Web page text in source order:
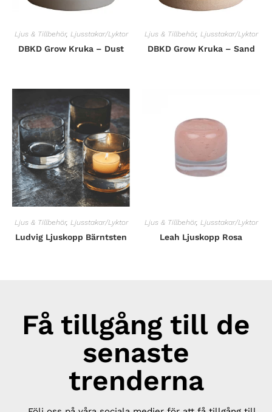
Ljus & Tillbehör, Ljusstakar/Lyktor
DBKD Grow Kruka – Dust
Ljus & Tillbehör, Ljusstakar/Lyktor
DBKD Grow Kruka – Sand
Ljus & Tillbehör, Ljusstakar/Lyktor
Ludvig Ljuskopp Bärntsten
Ljus & Tillbehör, Ljusstakar/Lyktor
Leah Ljuskopp Rosa
Få tillgång till de
senaste
trenderna